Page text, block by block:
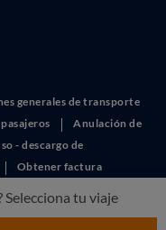
Selecciona tu viaje
generales de transporte
Anulación de
- descargo de
Obtener factura
Google Privacy Policy